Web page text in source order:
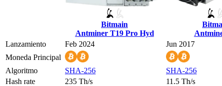
Bitmain
Antminer T19 Pro Hyd
Lanzamiento
Feb 2024
Jun 2017
Moneda Principal
Algoritmo
SHA-256
SHA-256
Hash rate
235 Th/s
11.5 Th/s